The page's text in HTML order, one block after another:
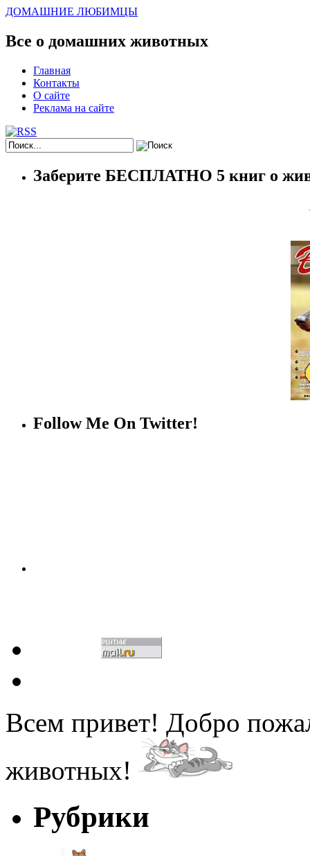
ДОМАШНИЕ ЛЮБИМЦЫ
Все о домашних животных
Главная
Контакты
О сайте
Реклама на сайте
Заберите БЕСПЛАТНО 5 книг о
Follow Me On Twitter!
Всем привет! Добро
животных!
Рубрики